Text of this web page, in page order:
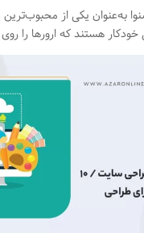
به‌عنوان یکی از
هستند که ارورها را